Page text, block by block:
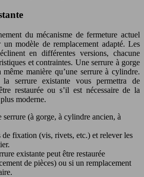
du mécanisme de fermeture actuel
modèle de remplacement adapté. Les
en différentes versions, chacune
et contraintes. Une serrure à gorge
manière qu’une serrure à cylindre.
la serrure existante vous permettra de
restaurée ou s’il est nécessaire de la
moderne.
(à gorge, à cylindre ancien, à
fixation (vis, rivets, etc.) et relever les
existante peut être restaurée
de pièces) ou si un remplacement